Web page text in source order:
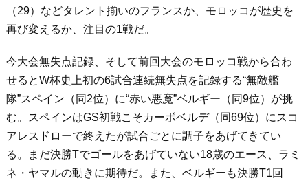
（29）などタレント揃いのフランスか、モロッコが歴史を
再び変えるか、注目の1戦だ。
今大会無失点記録、そして前回大会のモロッコ戦から合わ
せるとW杯史上初の6試合連続無失点を記録する“無敵艦
隊”スペイン（同2位）に“赤い悪魔”ベルギー（同9位）が挑
む。スペインはGS初戦こそカーボベルデ（同69位）にスコ
アレスドローで終えたが試合ごとに調子をあげてきてい
る。まだ決勝Tでゴールをあげていない18歳のエース、ラミ
ネ・ヤマルの動きに期待だ。また、ベルギーも決勝T1回